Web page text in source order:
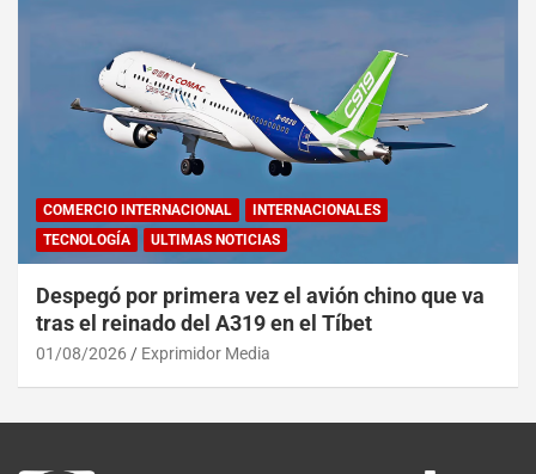
COMERCIO INTERNACIONAL
INTERNACIONALES
TECNOLOGÍA
ULTIMAS NOTICIAS
Despegó por primera vez el avión chino que va
tras el reinado del A319 en el Tíbet
01/08/2026 Exprimidor Media